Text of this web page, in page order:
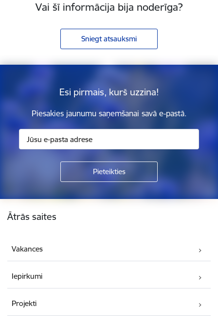
Vai šī informācija bija noderīga?
Sniegt atsauksmi
Esi pirmais, kurš uzzina!
Piesakies jaunumu saņemšanai savā e-pastā.
Kājene
Ātrās saites
Vakances
Iepirkumi
Projekti